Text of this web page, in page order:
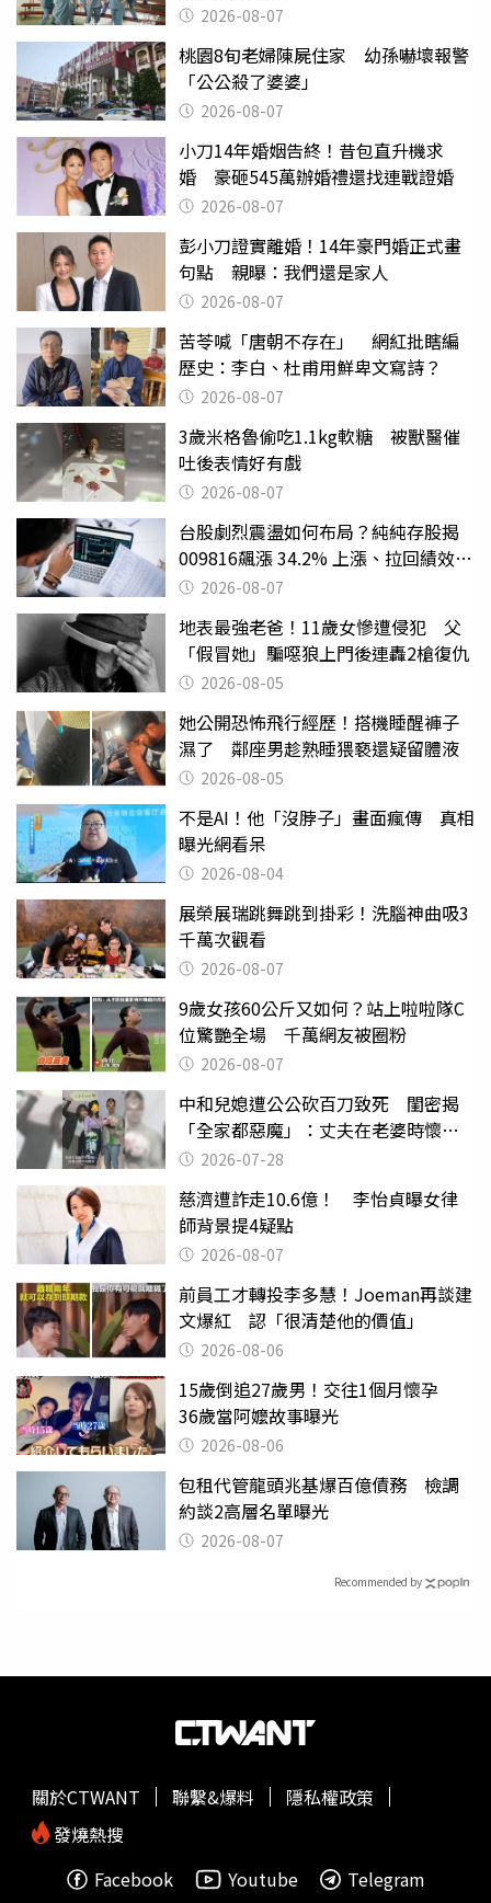
2026-08-07
桃園8旬老婦陳屍住家 幼孫嚇壞報警
「公公殺了婆婆」
2026-08-07
小刀14年婚姻告終！昔包直升機求
婚 豪砸545萬辦婚禮還找連戰證婚
2026-08-07
彭小刀證實離婚！14年豪門婚正式畫
句點 親曝：我們還是家人
2026-08-07
苦苓喊「唐朝不存在」 網紅批瞎編
歷史：李白、杜甫用鮮卑文寫詩？
2026-08-07
3歲米格魯偷吃1.1kg軟糖 被獸醫催
吐後表情好有戲
2026-08-07
台股劇烈震盪如何布局？純純存股揭
009816飆漲 34.2% 上漲、拉回績效勝
主動式ETF
2026-08-07
地表最強老爸！11歲女慘遭侵犯 父
「假冒她」騙噁狼上門後連轟2槍復仇
2026-08-05
她公開恐怖飛行經歷！搭機睡醒褲子
濕了 鄰座男趁熟睡猥褻還疑留體液
2026-08-05
不是AI！他「沒脖子」畫面瘋傳 真相
曝光網看呆
2026-08-04
展榮展瑞跳舞跳到掛彩！洗腦神曲吸3
千萬次觀看
2026-08-07
9歲女孩60公斤又如何？站上啦啦隊C
位驚艷全場 千萬網友被圈粉
2026-08-07
中和兒媳遭公公砍百刀致死 閨密揭
「全家都惡魔」：丈夫在老婆時懷孕
摔東西
2026-07-28
慈濟遭詐走10.6億！ 李怡貞曝女律
師背景提4疑點
2026-08-07
前員工才轉投李多慧！Joeman再談建
文爆紅 認「很清楚他的價值」
2026-08-06
15歲倒追27歲男！交往1個月懷孕
36歲當阿嬤故事曝光
2026-08-06
包租代管龍頭兆基爆百億債務 檢調
約談2高層名單曝光
2026-08-07
Recommended by
關於CTWANT 聯繫&爆料
隱私權政策
發燒熱搜
Facebook
Youtube Telegram